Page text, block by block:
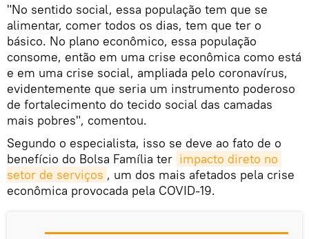
"No sentido social, essa população tem que se
alimentar, comer todos os dias, tem que ter o
básico. No plano econômico, essa população
consome, então em uma crise econômica como está
e em uma crise social, ampliada pelo coronavírus,
evidentemente que seria um instrumento poderoso
de fortalecimento do tecido social das camadas
mais pobres", comentou.
Segundo o especialista, isso se deve ao fato de o
benefício do Bolsa Família ter impacto direto no
setor de serviços , um dos mais afetados pela crise
econômica provocada pela COVID-19.